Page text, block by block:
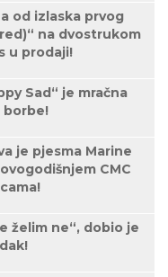
od izlaska prvog
na dvostrukom
u prodaji!
Sad“ je mračna
borbe!
je pjesma Marine
CMC
želim ne“, dobio je